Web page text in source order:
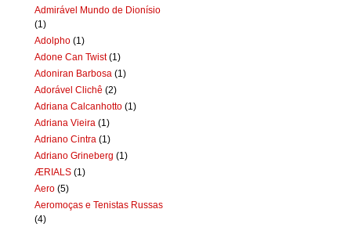
Admirável Mundo de Dionísio
(1)
Adolpho (1)
Adone Can Twist (1)
Adoniran Barbosa (1)
Adorável Clichê (2)
Adriana Calcanhotto (1)
Adriana Vieira (1)
Adriano Cintra (1)
Adriano Grineberg (1)
ÆRIALS (1)
Aero (5)
Aeromoças e Tenistas Russas
(4)